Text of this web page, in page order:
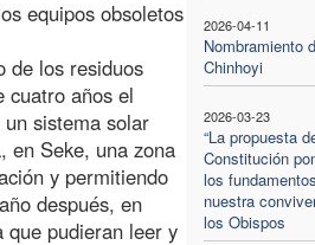
2026-04-11
Nombramiento
Chinhoyi
2026-03-23
“La propuesta
Constitución
los
nuestra
los Obispos
equipos obsoletos
de los residuos
cuatro años el
sistema solar
en Seke, una zona
y permitiendo
después, en
que pudieran leer y